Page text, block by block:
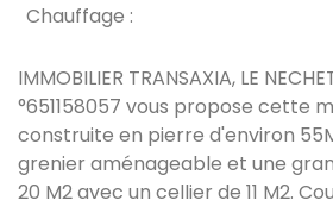
Chauffage :
IMMOBILIER TRANSAXIA, LE
°651158057 vous propose cette
construite en pierre d'environ
grenier aménageable et une
20 M2 avec un cellier de 11 M2.